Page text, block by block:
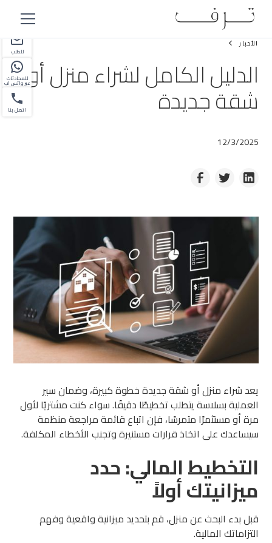
شريك
للطلب
للمحادثات
عبر واتس اب
اتصل بنا
الأخبار
الدليل الكامل لشراء منزل أو
شقة جديدة
12/3/2025
يعد شراء منزل أو شقة جديدة خطوة كبيرة، وضمان سير
العملية بسلاسة يتطلب تخطيطًا دقيقًا. سواء كنت مشتريًا لأول
مرة أو مستثمرًا متمرسًا، فإن اتباع قائمة مراجعة منظمة
سيساعدك على اتخاذ قرارات مستنيرة وتجنب الأخطاء المكلفة.
التخطيط المالي: حدد
ميزانيتك أولاً
قبل بدء البحث عن منزل، قم بتحديد ميزانية واقعية وفهم
التزاماتك المالية.